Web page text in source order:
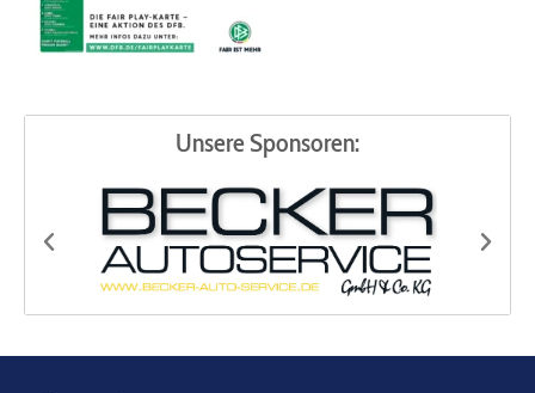
Unsere Sponsoren:
Becker Autoservice